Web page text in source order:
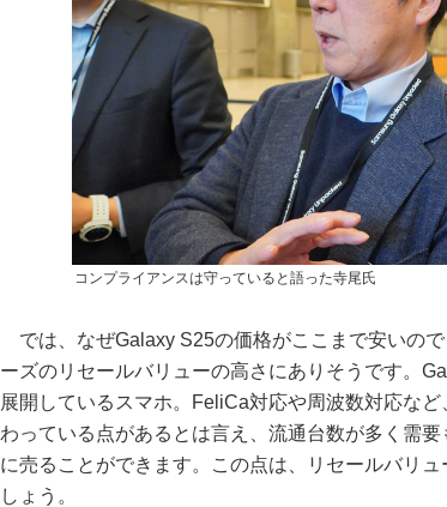
コンプライアンスは守っていると語った寺尾氏
では、なぜGalaxy S25の価格がここまで安いの
ーズのリセールバリューの高さにありそうです。
展開しているスマホ。FeliCa対応や周波数対応な
わっている点があるとは言え、流通台数が多く需
に売ることができます。この点は、リセールバリ
しょう。